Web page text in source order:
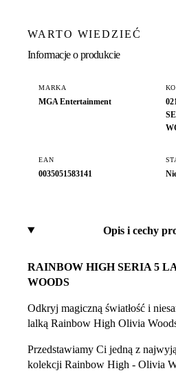
WARTO WIEDZIEĆ
Informacje o produkcie
MARKA
MGA Entertainment
EAN
0035051583141
Opis i cechy
RAINBOW HIGH SERIA 5
WOODS
Odkryj magiczną światłość i
lalką Rainbow High Olivia
Przedstawiamy Ci jedną z
kolekcji Rainbow High - Olivia